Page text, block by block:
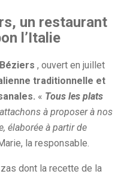
un restaurant
l’Italie
, ouvert en juillet
traditionnelle et
« Tous les plats
à proposer à nos
élaborée à partir de
la responsable.
dont la recette de la